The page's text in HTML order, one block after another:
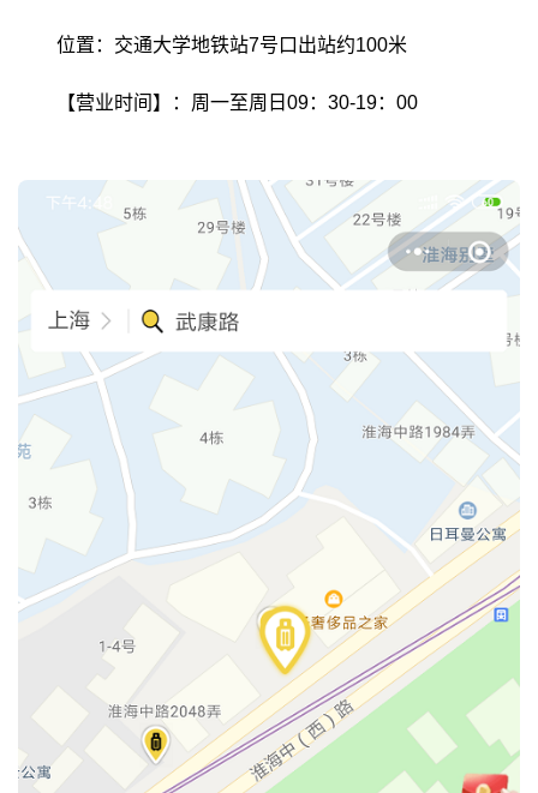
位置：交通大学地铁站7号口出站约100米
【营业时间】：周一至周日09：30-19：00